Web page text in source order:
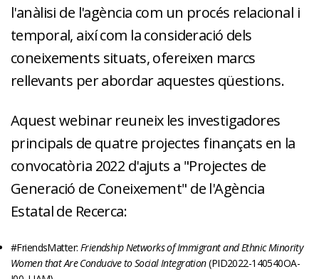
l'anàlisi de l'agència com un procés relacional i
temporal, així com la consideració dels
coneixements situats, ofereixen marcs
rellevants per abordar aquestes qüestions.
Aquest webinar reuneix les investigadores
principals de quatre projectes finançats en la
convocatòria 2022 d'ajuts a "Projectes de
Generació de Coneixement" de l'Agència
Estatal de Recerca:
#FriendsMatter: Friendship Networks of Immigrant and Ethnic Minority
Women that Are Conducive to Social Integration(PID2022-140540OA-